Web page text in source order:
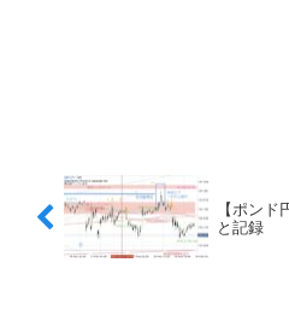
【ポン
と記録